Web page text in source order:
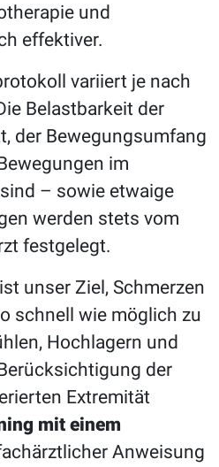
und
effektiver.
variiert je nach
Belastbarkeit der
der Bewegungsumfang
im
– sowie etwaige
werden stets vom
festgelegt.
unser Ziel, Schmerzen
schnell wie möglich zu
Hochlagern und
der
Extremität
mit einem
Anweisung